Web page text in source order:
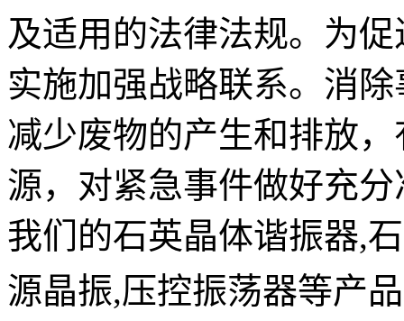
及适用的法律法规。为
实施加强战略联系。 消除
减少废物的产生和排放
源，对紧急事件做好充
我们的石英晶体谐振器,
源晶振,压控振荡器等产